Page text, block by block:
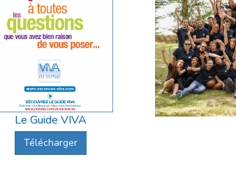
Le Guide VIVA
Télécharger